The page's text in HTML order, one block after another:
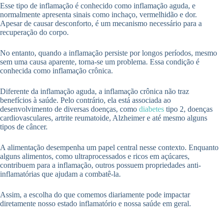
Esse tipo de inflamação é conhecido como inflamação aguda, e
normalmente apresenta sinais como inchaço, vermelhidão e dor.
Apesar de causar desconforto, é um mecanismo necessário para a
recuperação do corpo.
No entanto, quando a inflamação persiste por longos períodos, mesmo
sem uma causa aparente, torna-se um problema. Essa condição é
conhecida como inflamação crônica.
Diferente da inflamação aguda, a inflamação crônica não traz
benefícios à saúde. Pelo contrário, ela está associada ao
desenvolvimento de diversas doenças, como diabetes tipo 2, doenças
cardiovasculares, artrite reumatoide, Alzheimer e até mesmo alguns
tipos de câncer.
A alimentação desempenha um papel central nesse contexto. Enquanto
alguns alimentos, como ultraprocessados e ricos em açúcares,
contribuem para a inflamação, outros possuem propriedades anti-
inflamatórias que ajudam a combatê-la.
Assim, a escolha do que comemos diariamente pode impactar
diretamente nosso estado inflamatório e nossa saúde em geral.